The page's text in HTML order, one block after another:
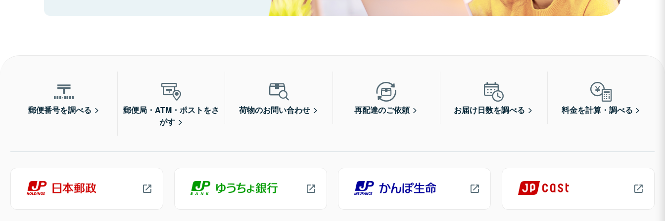
郵便番号を調べる
郵便局・ATM・ポストをさ
がす
荷物のお問い合わせ 再配達のご依頼 お届け日数を調べる 料金を計算・調べる